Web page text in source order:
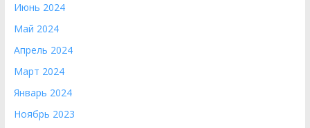
Июнь 2024
Май 2024
Апрель 2024
Март 2024
Январь 2024
Ноябрь 2023